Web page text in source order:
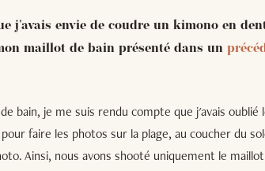
j'avais envie de coudre un kimono en
maillot de bain présenté dans un
bain, je me suis rendu compte que j'avais oublié
faire les photos sur la plage, au coucher du
Ainsi, nous avons shooté uniquement le